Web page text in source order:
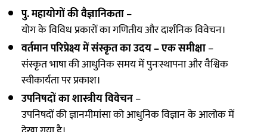
पु. महायोगों की वैज्ञानिकता–
योग के विविध प्रकारों का गणितीय और दार्शनिक विवेचन।
वर्तमान परिप्रेक्ष्य में संस्कृत का उदय – एक समीक्षा–
संस्कृत भाषा की आधुनिक समय में पुनःस्थापना और वैश्विक
स्वीकार्यता पर प्रकाश।
उपनिषदों का शास्त्रीय विवेचन–
उपनिषदों की ज्ञानमीमांसा को आधुनिक विज्ञान के आलोक में